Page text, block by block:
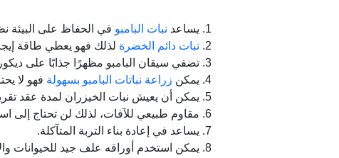
يساعد نبات البامبو في الحفاظ على البيئة
نبات دائم الخضرة لذلك فهو يعطي طاقة
تضفي سيقان البامبو مظهرًا جذابًا على
يمكن زراعة نباتات البامبو بسهولة فهو لا
يمكن أن يعيش نبات الخيزران لمدة عقد
مقاوم طبيعي للآفات، لذلك لن تحتاج إلى
يساعد في إعادة بناء التربة المتآكلة.
يمكن استخدم أوراقه علف جيد للحيوانات